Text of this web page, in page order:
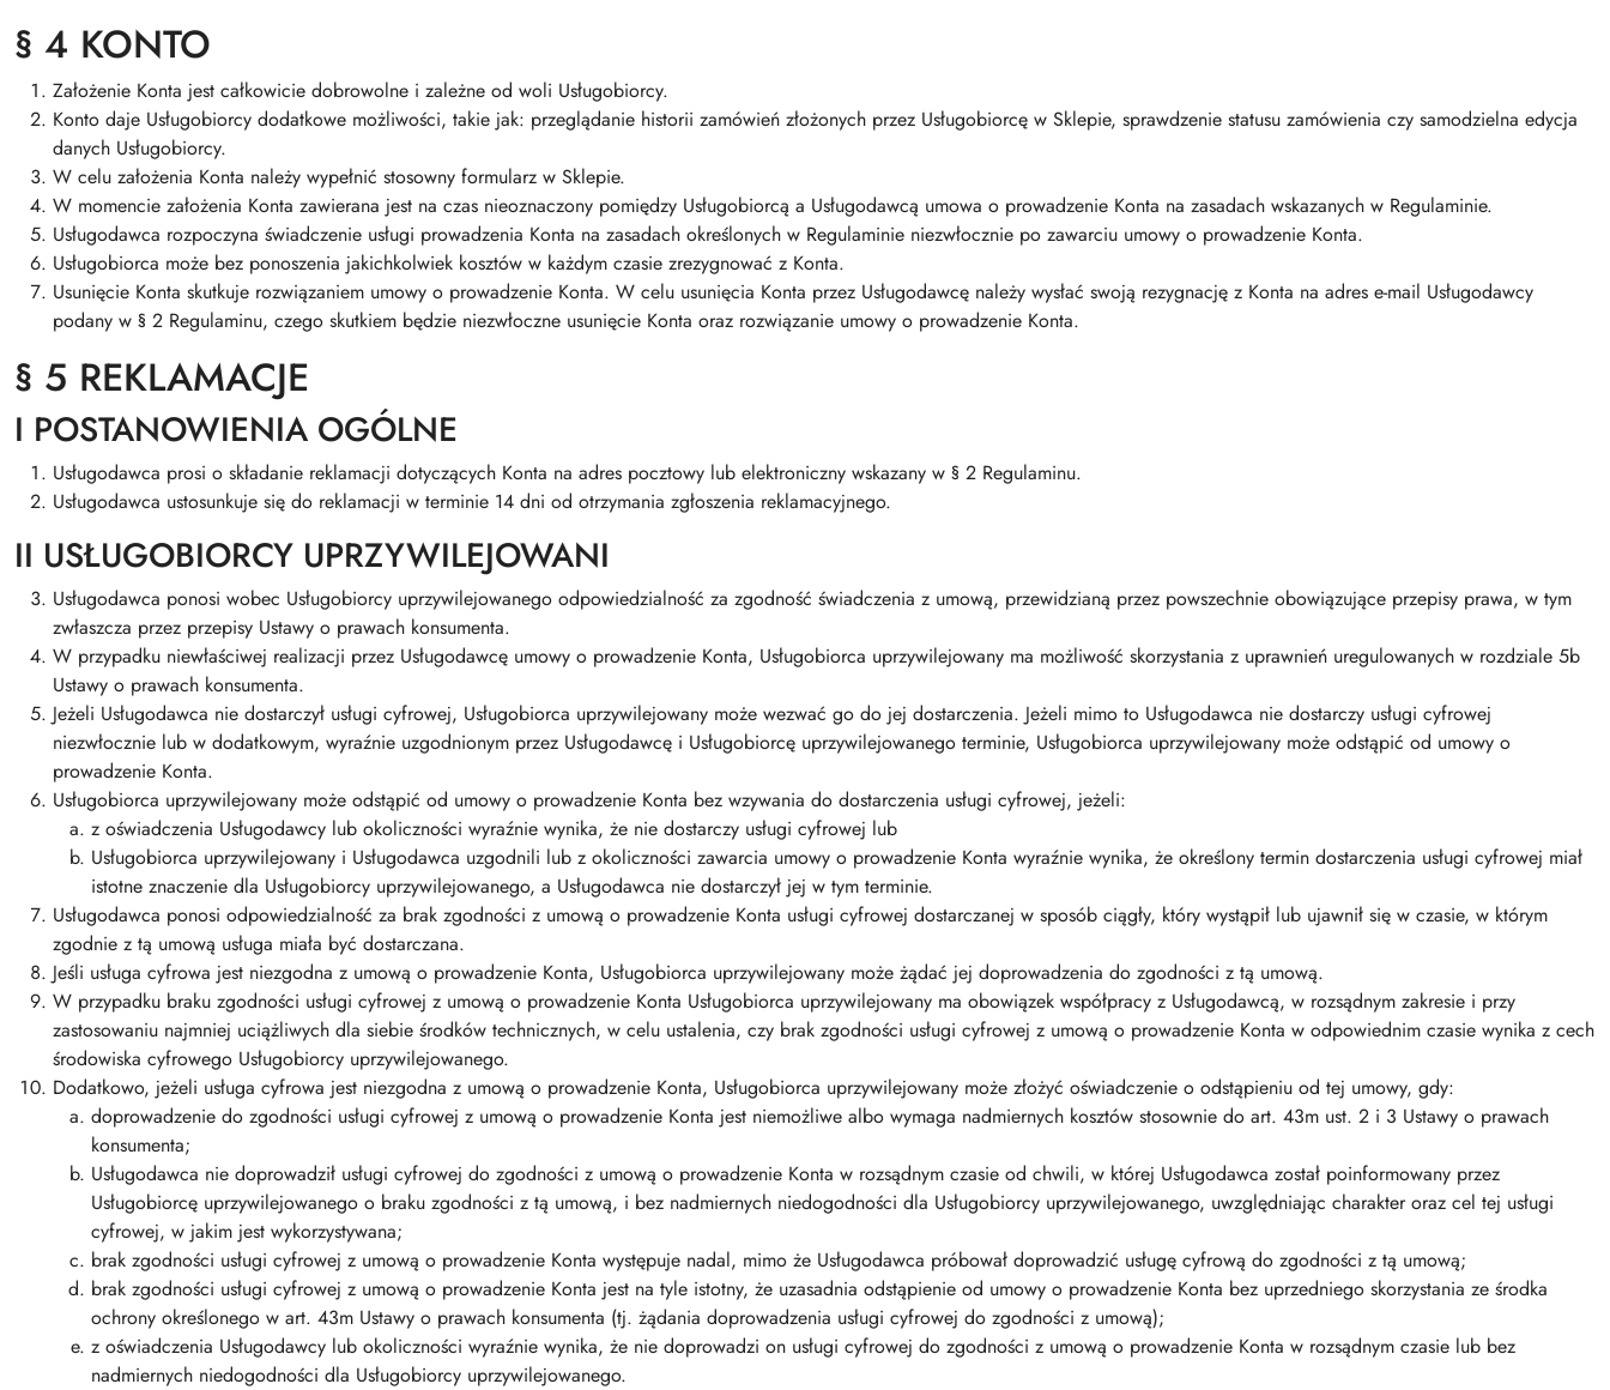
§ 4 KONTO
Założenie Konta jest całkowicie dobrowolne i zależne od woli Usługobiorcy.
Konto daje Usługobiorcy dodatkowe możliwości, takie jak: przeglądanie historii zamówień złożonych przez Usługobiorcę w Sklepie, sprawdzenie statusu zamówienia czy samodzielna edycja
danych Usługobiorcy.
W celu założenia Konta należy wypełnić stosowny formularz w Sklepie.
W momencie założenia Konta zawierana jest na czas nieoznaczony pomiędzy Usługobiorcą a Usługodawcą umowa o prowadzenie Konta na zasadach wskazanych w Regulaminie.
Usługodawca rozpoczyna świadczenie usługi prowadzenia Konta na zasadach określonych w Regulaminie niezwłocznie po zawarciu umowy o prowadzenie Konta.
Usługobiorca może bez ponoszenia jakichkolwiek kosztów w każdym czasie zrezygnować z Konta.
Usunięcie Konta skutkuje rozwiązaniem umowy o prowadzenie Konta. W celu usunięcia Konta przez Usługodawcę należy wysłać swoją rezygnację z Konta na adres e-mail Usługodawcy
podany w § 2 Regulaminu, czego skutkiem będzie niezwłoczne usunięcie Konta oraz rozwiązanie umowy o prowadzenie Konta.
§ 5 REKLAMACJE
I POSTANOWIENIA OGÓLNE
Usługodawca prosi o składanie reklamacji dotyczących Konta na adres pocztowy lub elektroniczny wskazany w § 2 Regulaminu.
Usługodawca ustosunkuje się do reklamacji w terminie 14 dni od otrzymania zgłoszenia reklamacyjnego.
II USŁUGOBIORCY UPRZYWILEJOWANI
Usługodawca ponosi wobec Usługobiorcy uprzywilejowanego odpowiedzialność za zgodność świadczenia z umową, przewidzianą przez powszechnie obowiązujące przepisy prawa, w tym
zwłaszcza przez przepisy Ustawy o prawach konsumenta.
W przypadku niewłaściwej realizacji przez Usługodawcę umowy o prowadzenie Konta, Usługobiorca uprzywilejowany ma możliwość skorzystania z uprawnień uregulowanych w rozdziale 5b
Ustawy o prawach konsumenta.
Jeżeli Usługodawca nie dostarczył usługi cyfrowej, Usługobiorca uprzywilejowany może wezwać go do jej dostarczenia. Jeżeli mimo to Usługodawca nie dostarczy usługi cyfrowej
niezwłocznie lub w dodatkowym, wyraźnie uzgodnionym przez Usługodawcę i Usługobiorcę uprzywilejowanego terminie, Usługobiorca uprzywilejowany może odstąpić od umowy o
prowadzenie Konta.
Usługobiorca uprzywilejowany może odstąpić od umowy o prowadzenie Konta bez wzywania do dostarczenia usługi cyfrowej, jeżeli:
z oświadczenia Usługodawcy lub okoliczności wyraźnie wynika, że nie dostarczy usługi cyfrowej lub
Usługobiorca uprzywilejowany i Usługodawca uzgodnili lub z okoliczności zawarcia umowy o prowadzenie Konta wyraźnie wynika, że określony termin dostarczenia usługi cyfrowej miał
istotne znaczenie dla Usługobiorcy uprzywilejowanego, a Usługodawca nie dostarczył jej w tym terminie.
Usługodawca ponosi odpowiedzialność za brak zgodności z umową o prowadzenie Konta usługi cyfrowej dostarczanej w sposób ciągły, który wystąpił lub ujawnił się w czasie, w którym
zgodnie z tą umową usługa miała być dostarczana.
Jeśli usługa cyfrowa jest niezgodna z umową o prowadzenie Konta, Usługobiorca uprzywilejowany może żądać jej doprowadzenia do zgodności z tą umową.
W przypadku braku zgodności usługi cyfrowej z umową o prowadzenie Konta Usługobiorca uprzywilejowany ma obowiązek współpracy z Usługodawcą, w rozsądnym zakresie i przy
zastosowaniu najmniej uciążliwych dla siebie środków technicznych, w celu ustalenia, czy brak zgodności usługi cyfrowej z umową o prowadzenie Konta w odpowiednim czasie wynika z cech
środowiska cyfrowego Usługobiorcy uprzywilejowanego.
Dodatkowo, jeżeli usługa cyfrowa jest niezgodna z umową o prowadzenie Konta, Usługobiorca uprzywilejowany może złożyć oświadczenie o odstąpieniu od tej umowy, gdy:
doprowadzenie do zgodności usługi cyfrowej z umową o prowadzenie Konta jest niemożliwe albo wymaga nadmiernych kosztów stosownie do art. 43m ust. 2 i 3 Ustawy o prawach
konsumenta;
Usługodawca nie doprowadził usługi cyfrowej do zgodności z umową o prowadzenie Konta w rozsądnym czasie od chwili, w której Usługodawca został poinformowany przez
Usługobiorcę uprzywilejowanego o braku zgodności z tą umową, i bez nadmiernych niedogodności dla Usługobiorcy uprzywilejowanego, uwzględniając charakter oraz cel tej usługi
cyfrowej, w jakim jest wykorzystywana;
brak zgodności usługi cyfrowej z umową o prowadzenie Konta występuje nadal, mimo że Usługodawca próbował doprowadzić usługę cyfrową do zgodności z tą umową;
brak zgodności usługi cyfrowej z umową o prowadzenie Konta jest na tyle istotny, że uzasadnia odstąpienie od umowy o prowadzenie Konta bez uprzedniego skorzystania ze środka
ochrony określonego w art. 43m Ustawy o prawach konsumenta (tj. żądania doprowadzenia usługi cyfrowej do zgodności z umową);
z oświadczenia Usługodawcy lub okoliczności wyraźnie wynika, że nie doprowadzi on usługi cyfrowej do zgodności z umową o prowadzenie Konta w rozsądnym czasie lub bez
nadmiernych niedogodności dla Usługobiorcy uprzywilejowanego.